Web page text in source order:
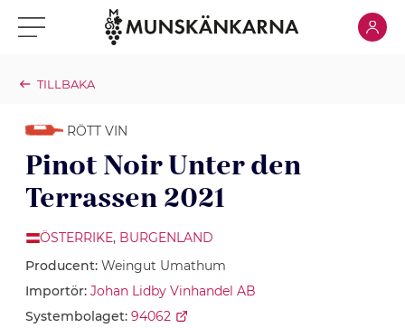
Klicka för meny Klicka
TILLBAKA
RÖTT VIN
Pinot Noir Unter den
Terrassen 2021
ÖSTERRIKE, BURGENLAND
Producent: Weingut Umathum
Importör: Johan Lidby Vinhandel AB
Systembolaget: 94062